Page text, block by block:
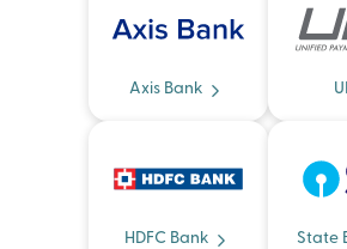
Axis Bank
HDFC Bank
State